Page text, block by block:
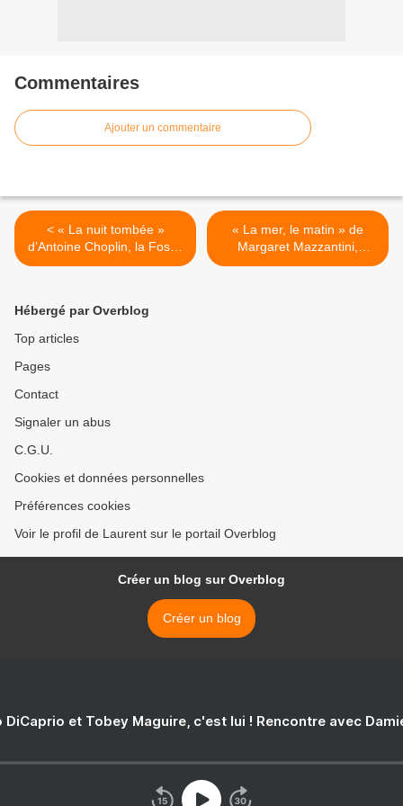
Commentaires
Ajouter un commentaire
< « La nuit tombée »
d’Antoine Choplin, la Fosse
aux ours, 2012 (F)
« La mer, le matin » de
Margaret Mazzantini,
Robert Laffont, 2012 (It) >
Hébergé par Overblog
Top articles
Pages
Contact
Signaler un abus
C.G.U.
Cookies et données personnelles
Préférences cookies
Voir le profil de Laurent sur le portail Overblog
Créer un blog sur Overblog
Créer un blog
DiCaprio et Tobey Maguire, c'est lui ! Rencontre avec